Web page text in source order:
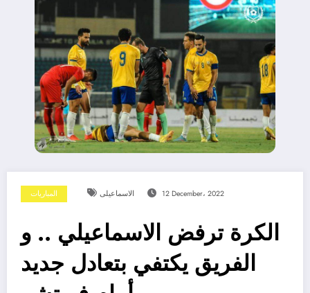
المباريات الاسماعيلى 12 December، 2022
الكرة ترفض الاسماعيلي .. و
الفريق يكتفي بتعادل جديد